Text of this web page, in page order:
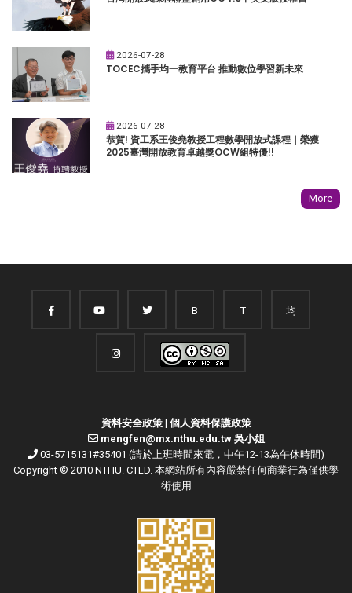
2026-07-28
TOCEC攜手均一教育平台 推動數位學習新未來
2026-07-28
恭賀! 資工系王俊堯教授工程數學開放式課程｜榮獲
2025臺灣開放教育卓越獎OCW組特優!!
More
B T 均
資料安全政策| 個人資料保護政策
mengfen@mx.nthu.edu.tw 吳小姐
03-5715131#35401 (請於上班時間來電，中午12-13為午休時間)
Copyright © 2010 NTHU. CTLD. 本網站所有內容嚴禁任何商業行為僅供學
術使用